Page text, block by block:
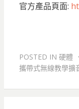
官方產品頁面:
POSTED IN 硬體
攜帶式無線教學擴